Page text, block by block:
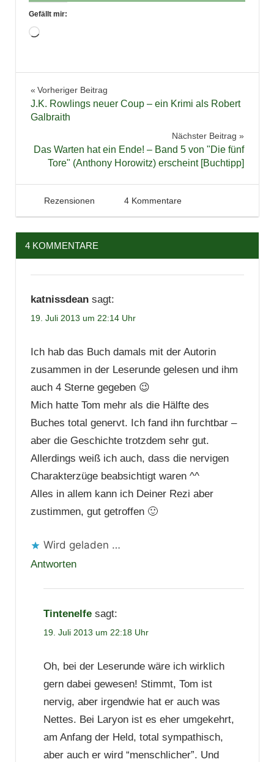
Gefällt mir:
Wird
Bücher
Fantasy
Literatur
Rezension
Roman
Beitragsnavigation
Vorheriger Beitrag
J.K. Rowlings neuer Coup – ein Krimi als Robert
Galbraith
Nächster Beitrag
Das Warten hat ein Ende! – Band 5 von "Die fünf
Tore" (Anthony Horowitz) erscheint [Buchtipp]
19. Juli 2013
Tintenhain
Rezensionen 4 Kommentare
4 KOMMENTARE
katnissdean sagt:
19. Juli 2013 um 22:14 Uhr
Ich hab das Buch damals mit der Autorin
zusammen in der Leserunde gelesen und ihm
auch 4 Sterne gegeben 😉
Mich hatte Tom mehr als die Hälfte des
Buches total genervt. Ich fand ihn furchtbar –
aber die Geschichte trotzdem sehr gut.
Allerdings weiß ich auch, dass die nervigen
Charakterzüge beabsichtigt waren ^^
Alles in allem kann ich Deiner Rezi aber
zustimmen, gut getroffen 🙂
Wird geladen …
Antworten
Tintenelfe sagt:
19. Juli 2013 um 22:18 Uhr
Oh, bei der Leserunde wäre ich wirklich
gern dabei gewesen! Stimmt, Tom ist
nervig, aber irgendwie hat er auch was
Nettes. Bei Laryon ist es eher umgekehrt,
am Anfang der Held, total sympathisch,
aber auch er wird “menschlicher”. Und